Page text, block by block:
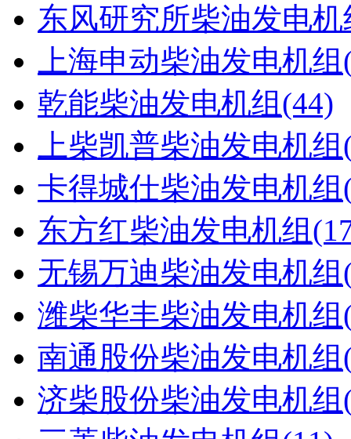
东风研究所柴油发电机
上海申动柴油发电机组
乾能柴油发电机组(44)
上柴凯普柴油发电机组
卡得城仕柴油发电机组
东方红柴油发电机组
无锡万迪柴油发电机组
潍柴华丰柴油发电机组
南通股份柴油发电机组
济柴股份柴油发电机组